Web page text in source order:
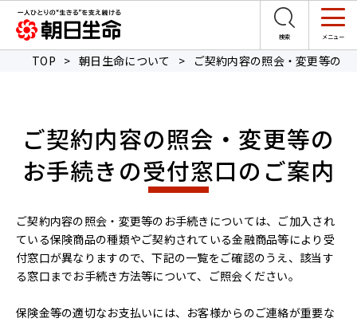
TOP > 朝日生命について > ご契約内容の照会・変更等の
ご契約内容の照会・変更等の
お手続きの受付窓口のご案内
ご契約内容の照会・変更等のお手続きについては、ご加入され
ている保険商品の種類やご契約されている金融商品等により受
付窓口が異なりますので、下記の一覧をご確認のうえ、該当す
る窓口までお手続き方法等について、ご照会ください。
保険金等の適切なお支払いには、お客様からのご連絡が重要な